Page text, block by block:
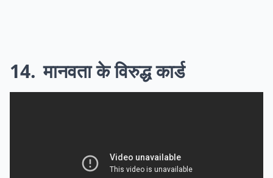
14 मानवता के विरुद्ध कार्ड